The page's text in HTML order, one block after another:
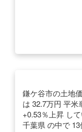
鎌ケ谷市の土地
は 32.7万円 平米
+0.53％上昇 し
千葉県 の中で